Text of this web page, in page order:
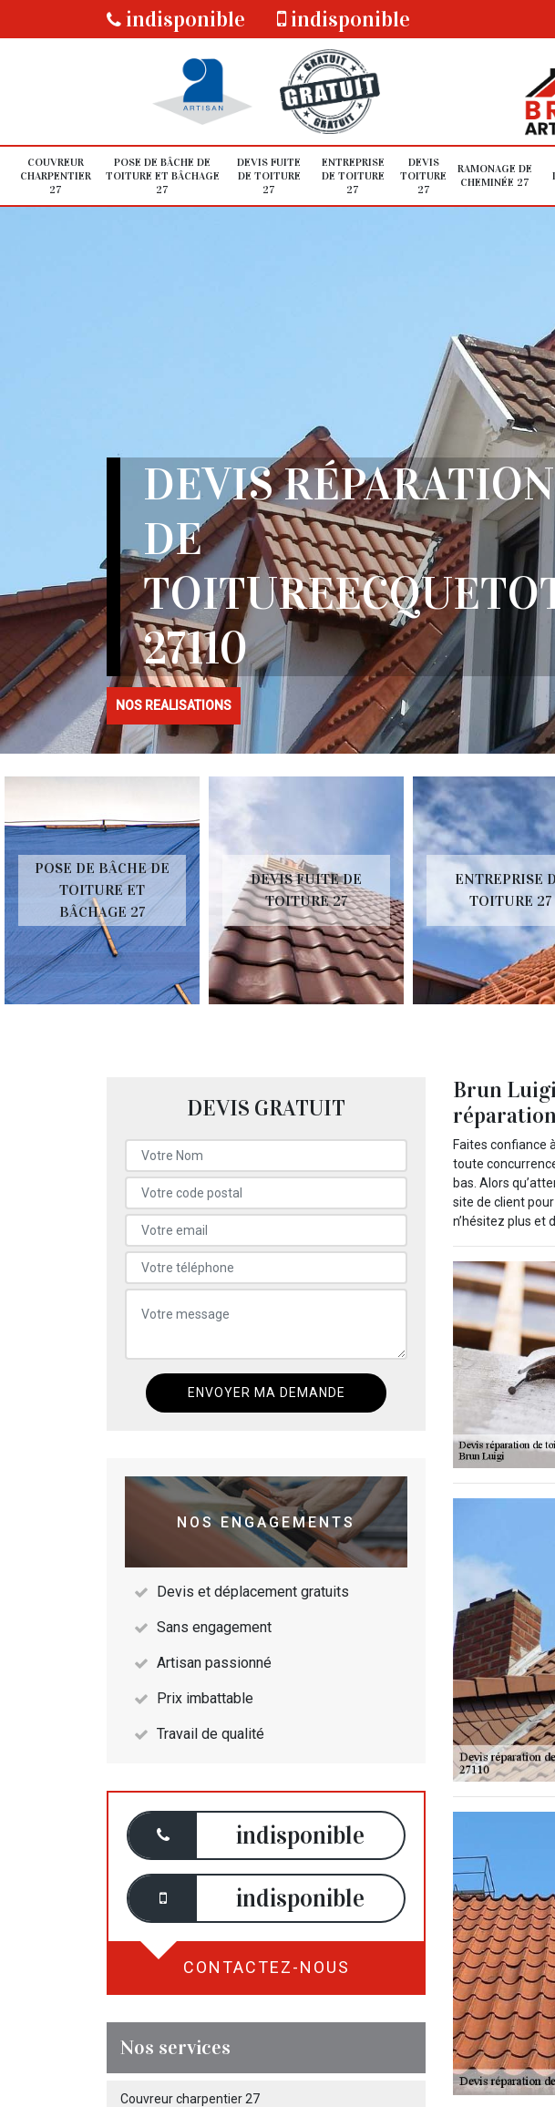
indisponible indisponible
COUVREUR
CHARPENTIER
27
POSE DE BÂCHE DE
TOITURE ET BÂCHAGE
27
DEVIS FUITE
DE TOITURE
27
ENTREPRISE
DE TOITURE
27
DEVIS
TOITURE
27
RAMONAGE DE
CHEMINÉE 27
DEVIS RÉPARATION
DE
27110
NOS REALISATIONS
POSE DE BÂCHE DE
TOITURE ET
BÂCHAGE 27
DEVIS FUITE DE
TOITURE 27
ENTREPRISE
TOITURE 27
DEVIS GRATUIT
NOS ENGAGEMENTS
Devis et déplacement gratuits
Sans engagement
Artisan passionné
Prix imbattable
Travail de qualité
indisponible
indisponible
CONTACTEZ-NOUS
Nos services
Couvreur charpentier 27
Brun
Faites confiance
toute
bas. Alors
site de client
n’hésitez plus et